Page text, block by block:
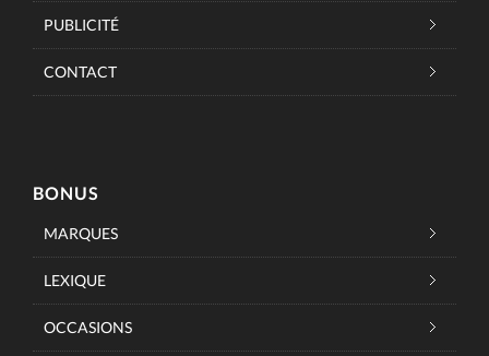
PUBLICITÉ
CONTACT
BONUS
MARQUES
LEXIQUE
OCCASIONS